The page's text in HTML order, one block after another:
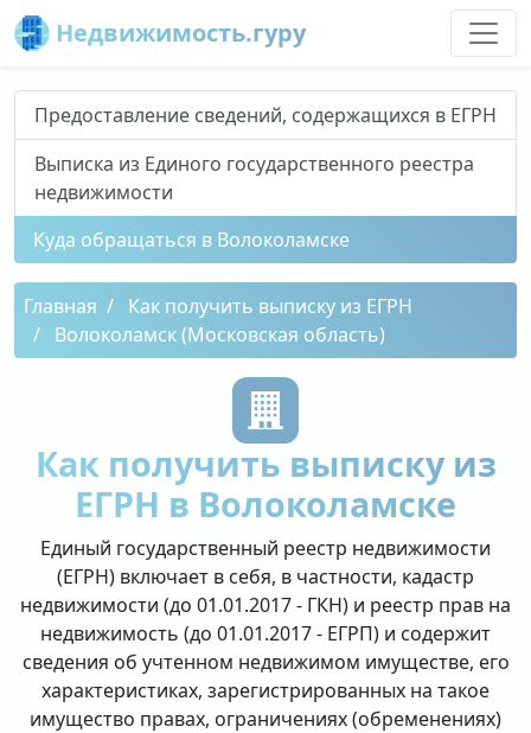
Недвижимость.гуру
Предоставление сведений, содержащихся в ЕГРН
Выписка из Единого государственного реестра
недвижимости
Куда обращаться в Волоколамске
Главная
Как получить выписку из ЕГРН
Волоколамск (Московская область)
Как получить выписку из
ЕГРН в Волоколамске
Единый государственный реестр недвижимости
(ЕГРН) включает в себя, в частности, кадастр
недвижимости (до 01.01.2017 - ГКН) и реестр прав на
недвижимость (до 01.01.2017 - ЕГРП) и содержит
сведения об учтенном недвижимом имуществе, его
характеристиках, зарегистрированных на такое
имущество правах, ограничениях (обременениях)